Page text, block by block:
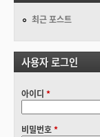
최근 포스트
사용자 로그인
아이디 *
비밀번호*